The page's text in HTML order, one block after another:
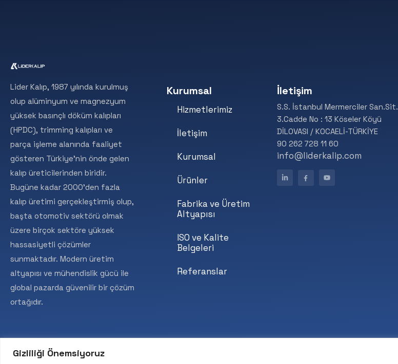
Gizliliği Önemsiyoruz
Lider Kalıp, 1987 yılında kurulmuş
olup alüminyum ve magnezyum
yüksek basınçlı döküm kalıpları
(HPDC), trimming kalıpları ve
parça işleme alanında faaliyet
gösteren Türkiye’nin önde gelen
kalıp üreticilerinden biridir.
Bugüne kadar 2000’den fazla
kalıp üretimi gerçekleştirmiş olup,
başta otomotiv sektörü olmak
üzere birçok sektöre yüksek
hassasiyetli çözümler
sunmaktadır. Modern üretim
altyapısı ve mühendislik gücü ile
global pazarda güvenilir bir çözüm
ortağıdır.
Kurumsal
Hizmetlerimiz
İletişim
Kurumsal
Ürünler
Fabrika ve Üretim
Altyapısı
ISO ve Kalite
Belgeleri
Referanslar
İletişim
S.S. İstanbul Mermerciler San.Sit.
3.Cadde No : 13 Köseler Köyü
DİLOVASI / KOCAELİ-TÜRKİYE
90 262 728 11 60
info@liderkalip.com